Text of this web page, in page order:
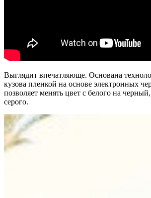
Выглядит впечатляюще. Основана
кузова пленкой на основе электронных
позволяет менять цвет с белого на
серого.